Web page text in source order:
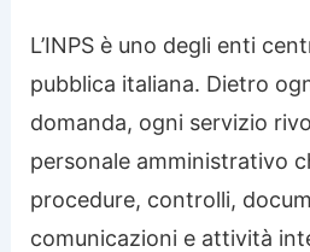
L’INPS è uno degli enti
pubblica italiana. Dietro
domanda, ogni servizio
personale amministrativo
procedure, controlli,
comunicazioni e attività